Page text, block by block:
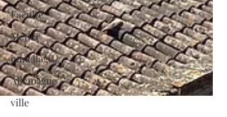
Faculté
Métier
jumellage
Allemagne
ville